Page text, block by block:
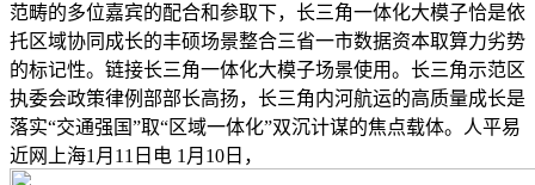
范畴的多位嘉宾的配合和参取下，长三角一体化大模子恰是依
托区域协同成长的丰硕场景整合三省一市数据资本取算力劣势
的标记性。链接长三角一体化大模子场景使用。长三角示范区
执委会政策律例部部长高扬，长三角内河航运的高质量成长是
落实“交通强国”取“区域一体化”双沉计谋的焦点载体。人平易
近网上海1月11日电 1月10日，